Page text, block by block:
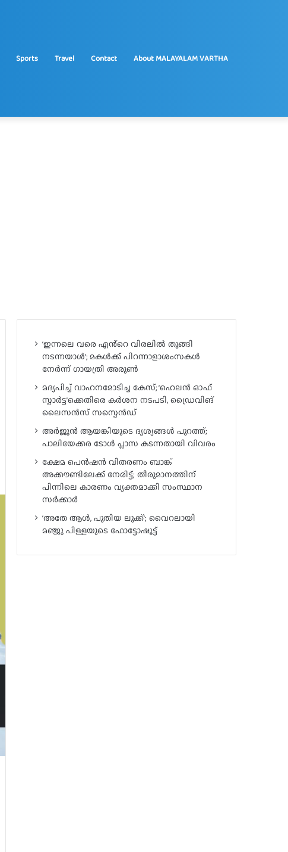
Sports Travel Contact About MALAYALAM VARTHA
‘ഇന്നലെ വരെ എൻ്റെ വിരലിൽ തൂങ്ങി
നടന്നയാൾ’; മകൾ‌ക്ക് പിറന്നാളാശംസകൾ
നേർന്ന് ഗായത്രി അരുൺ
മദ്യപിച്ച് വാഹനമോടിച്ച കേസ്; ‘ഹെലൻ ഓഫ്
സ്പാർട്ട’ക്കെതിരെ കർശന നടപടി, ഡ്രൈവിങ്
ലൈസൻസ് സസ്പെൻഡ്
അർജുൻ ആയങ്കിയുടെ ദൃശ്യങ്ങൾ പുറത്ത്;
പാലിയേക്കര ടോൾ പ്ലാസ കടന്നതായി വിവരം
ക്ഷേമ പെൻഷൻ വിതരണം ബാങ്ക്
അക്കൗണ്ടിലേക്ക് നേരിട്ട്; തീരുമാനത്തിന്
പിന്നിലെ കാരണം വ്യക്തമാക്കി സംസ്ഥാന
സർക്കാർ
‘അതേ ആൾ, പുതിയ ലുക്ക്’; വൈറലായി
മഞ്ജു പിള്ളയുടെ ഫോട്ടോഷൂട്ട്